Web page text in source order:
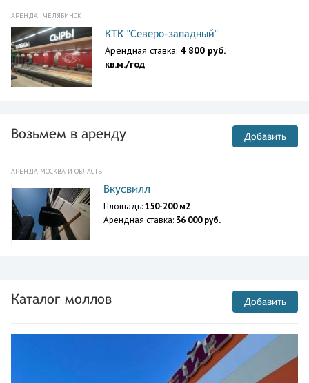
АРЕНДА , ЧЕЛЯБИНСК
КТК "Северо-западный"
Арендная ставка: 4 800 руб.
кв.м./год
Возьмем в аренду Добавить
АРЕНДА МОСКВА И ОБЛАСТЬ
Вкусвилл
Площадь:150-200 м2
Арендная ставка: 36 000 руб.
Каталог моллов Добавить